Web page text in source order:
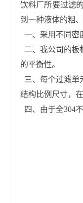
饮料厂所要过滤
到一种液体的粗
一、采用不同密
二、我公司的板
的平衡性。
三、每个过滤单
结构比例尺寸，
四、由于全304